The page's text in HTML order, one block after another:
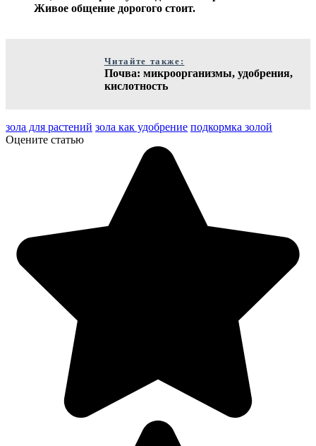
Живое общение дорогого стоит.
Читайте также:
Почва: микроорганизмы, удобрения,
кислотность
зола для растений зола как удобрение подкормка золой
Оцените статью